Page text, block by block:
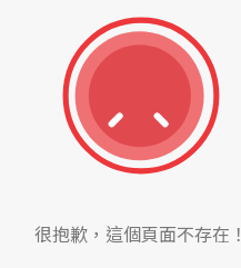
很抱歉，這個頁面不存在！